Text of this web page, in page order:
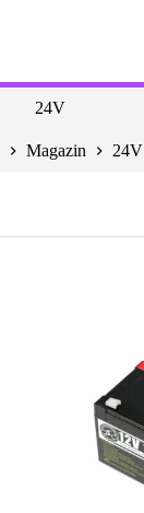
24V
Magazin 24V